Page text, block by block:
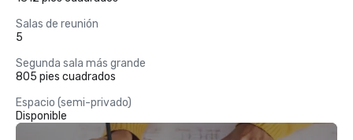
Salas de reunión
5
Segunda sala más grande
805 pies cuadrados
Espacio (semi-privado)
Disponible